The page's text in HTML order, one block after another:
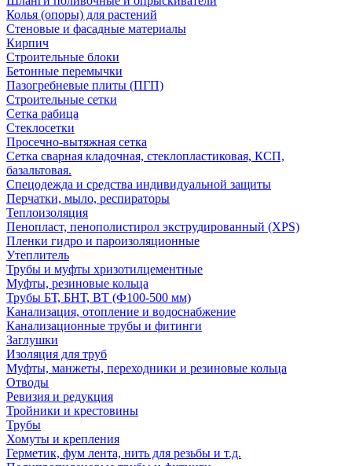
Колья (опоры) для растений
Стеновые и фасадные материалы
Кирпич
Строительные блоки
Бетонные перемычки
Пазогребневые плиты (ПГП)
Строительные сетки
Сетка рабица
Стеклосетки
Просечно-вытяжная сетка
Сетка сварная кладочная, стеклопластиковая, КСП,
базальтовая.
Спецодежда и средства индивидуальной защиты
Перчатки, мыло, респираторы
Теплоизоляция
Пенопласт, пенополистирол экструдированный (XPS)
Пленки гидро и пароизоляционные
Утеплитель
Трубы и муфты хризотилцементные
Муфты, резиновые кольца
Трубы БТ, БНТ, ВТ (Ф100-500 мм)
Канализация, отопление и водоснабжение
Канализационные трубы и фитинги
Заглушки
Изоляция для труб
Муфты, манжеты, переходники и резиновые кольца
Отводы
Ревизия и редукция
Тройники и крестовины
Трубы
Хомуты и крепления
Герметик, фум лента, нить для резьбы и т.д.